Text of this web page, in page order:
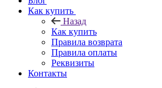
Как купить
Назад
Как купить
Правила возврата
Правила оплаты
Реквизиты
Контакты